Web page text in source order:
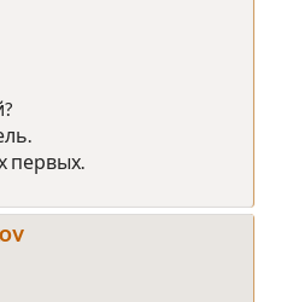
первых.